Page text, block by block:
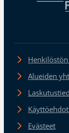
Alueiden
Evästeet